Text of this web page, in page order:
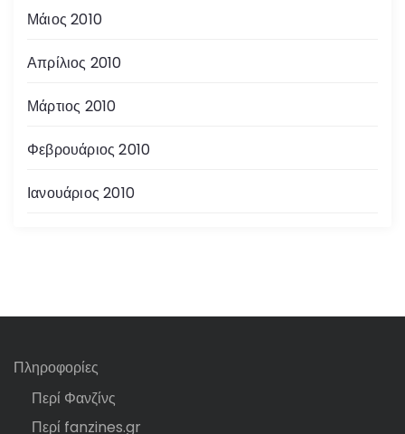
Μάιος 2010
Απρίλιος 2010
Μάρτιος 2010
Φεβρουάριος 2010
Ιανουάριος 2010
Πληροφορίες
Περί Φανζίνς
Περί fanzines.gr